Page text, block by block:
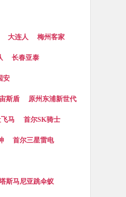
大连人 梅州客家
长春亚泰
安
斯盾 原州东浦新世代
马 首尔SK骑士
首尔三星雷电
斯马尼亚跳伞蚁